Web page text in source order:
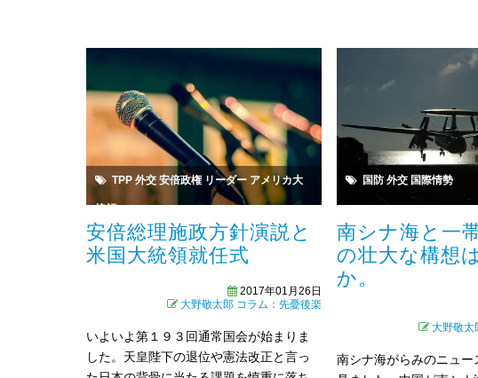
TPP 外交 安倍政権 リーダー アメリカ大
統領
安倍総理施政方針演説と
米国大統領就任式
2017年01月26日
大野敬太郎 コラム：先憂後楽
いよいよ第１９３回通常国会が始まりま
した。天皇陛下の退位や憲法改正と言っ
国防 外交 国際情勢
南シナ海と一
の壮大な構想
か。
大野敬太
南シナ海がらみのニュー